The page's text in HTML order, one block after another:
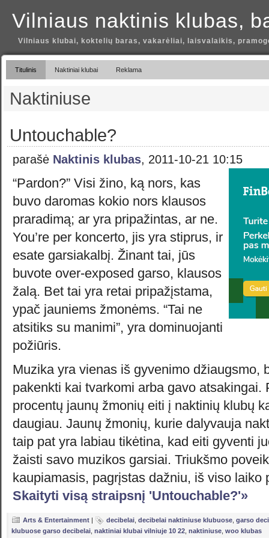
Vilniaus naktinis klubas,
Vilniaus klubai, koktelių baras, vakarėliai, laisvalaikis,
Titulinis Naktiniai klubai Reklama
Naktiniuse
Untouchable?
parašė Naktinis klubas, 2011-10-21 10:15
“Pardon?” Visi žino, ką nors, kas
buvo daromas kokio nors klausos
praradimą; ar yra pripažintas, ar ne.
You’re per koncerto, jis yra stiprus, ir
esate garsiakalbį. Žinant tai, jūs
buvote over-exposed garso, klausos
žalą. Bet tai yra retai pripažįstama,
ypač jauniems žmonėms. “Tai ne
atsitiks su manimi”, yra dominuojanti
požiūris.
Muzika yra vienas iš gyvenimo džiaugsmo,
pakenkti kai tvarkomi arba gavo atsakingai.
procentų jaunų žmonių eiti į naktinių klubų
daugiau. Jaunų žmonių, kurie dalyvauja
taip pat yra labiau tikėtina, kad eiti gyventi
žaisti savo muzikos garsiai. Triukšmo
kaupiamasis, pagrįstas dažniu, iš viso laiko
Skaityti visą straipsnį 'Untouchable?'»
Arts & Entertainment | decibelai decibelai naktiniuse klubuose garso
klubuose garso decibelai naktiniai klubai vilniuje 10 22 naktiniuse woo klubas